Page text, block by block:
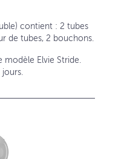
contient : 2 tubes
de tubes, 2 bouchons.
modèle Elvie Stride.
jours.